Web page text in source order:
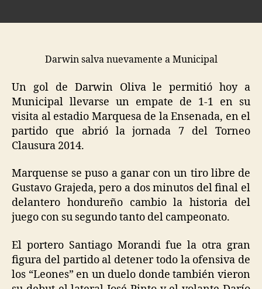
Darwin salva nuevamente a Municipal
Un gol de Darwin Oliva le permitió hoy a
Municipal llevarse un empate de 1-1 en su
visita al estadio Marquesa de la Ensenada, en el
partido que abrió la jornada 7 del Torneo
Clausura 2014.
Marquense se puso a ganar con un tiro libre de
Gustavo Grajeda, pero a dos minutos del final el
delantero hondureño cambio la historia del
juego con su segundo tanto del campeonato.
El portero Santiago Morandi fue la otra gran
figura del partido al detener todo la ofensiva de
los “Leones” en un duelo donde también vieron